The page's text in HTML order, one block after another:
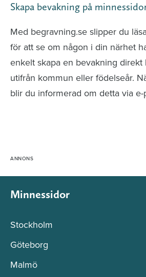
Skapa bevakning på
Med begravning.se slipper du
för att se om någon i din närhet
enkelt skapa en bevakning direkt
utifrån kommun eller födelseår.
blir du informerad om detta via e-
Minnessidor
Stockholm
Göteborg
Malmö